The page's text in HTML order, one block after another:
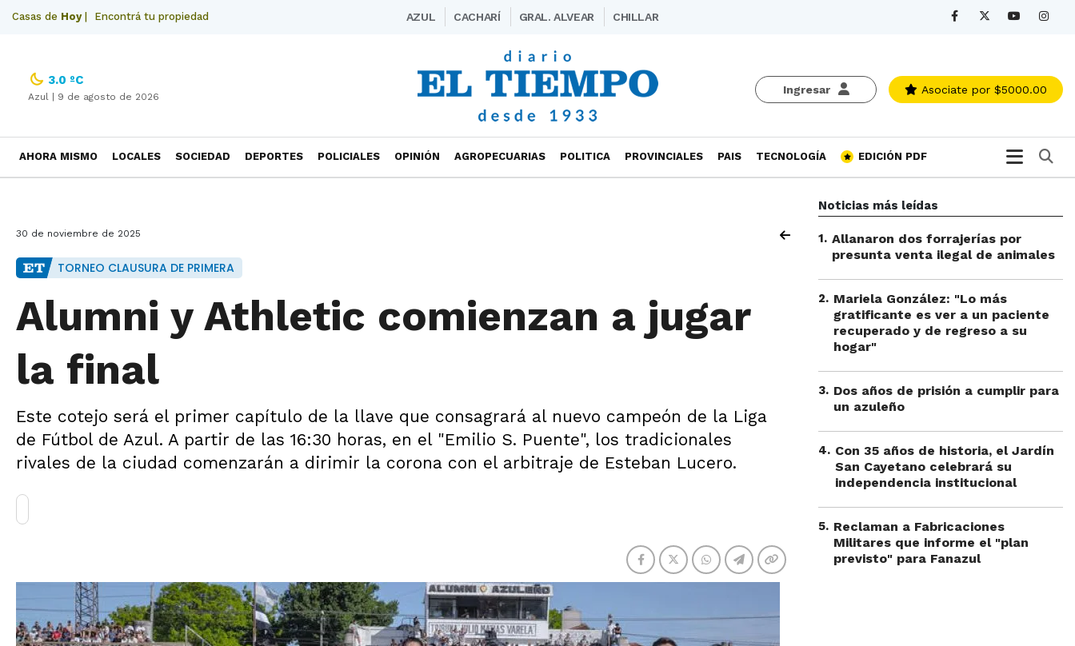
Casas de Hoy| Encontrá tu propiedad AZUL CACHARÍ GRAL. ALVEAR CHILLAR
Ingresar Asociate por $5000.00
3.0 ºC
Azul | 9 de agosto de 2026
AHORA MISMO LOCALES SOCIEDAD DEPORTES POLICIALES OPINIÓN AGROPECUARIAS POLITICA PROVINCIALES PAIS TECNOLOGÍA EDICIÓN PDF
30 de noviembre de 2025
TORNEO CLAUSURA DE PRIMERA
Alumni y Athletic comienzan a jugar
la final
Este cotejo será el primer capítulo de la llave que consagrará al nuevo campeón de la Liga
de Fútbol de Azul. A partir de las 16:30 horas, en el "Emilio S. Puente", los tradicionales
rivales de la ciudad comenzarán a dirimir la corona con el arbitraje de Esteban Lucero.
Noticias más leídas
1. Allanaron dos forrajerías por
presunta venta ilegal de animales
2. Mariela González: "Lo más
gratificante es ver a un paciente
recuperado y de regreso a su
hogar"
3. Dos años de prisión a cumplir para
un azuleño
4. Con 35 años de historia, el Jardín
San Cayetano celebrará su
independencia institucional
5. Reclaman a Fabricaciones
Militares que informe el "plan
previsto" para Fanazul